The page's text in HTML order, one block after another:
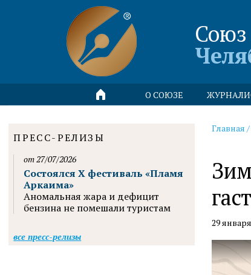
О СОЮЗЕ
Главная /
29
ПРЕСС-РЕЛИЗЫ
от 27/07/2026
Состоялся X фестиваль «Пламя
Аркаима»
Аномальная жара и дефицит
бензина не помешали туристам
все пресс-релизы